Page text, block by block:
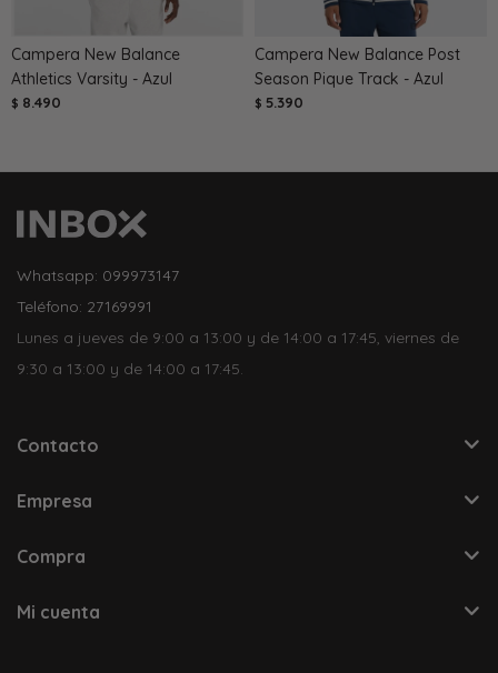
Campera New Balance
Athletics Varsity - Azul
$ 8.490
Campera New Balance Post
Season Pique Track - Azul
$ 5.390
Whatsapp: 099973147
Teléfono: 27169991
Lunes a jueves de 9:00 a 13:00 y de 14:00 a 17:45, viernes de
9:30 a 13:00 y de 14:00 a 17:45.
Contacto
Empresa
Compra
Mi cuenta